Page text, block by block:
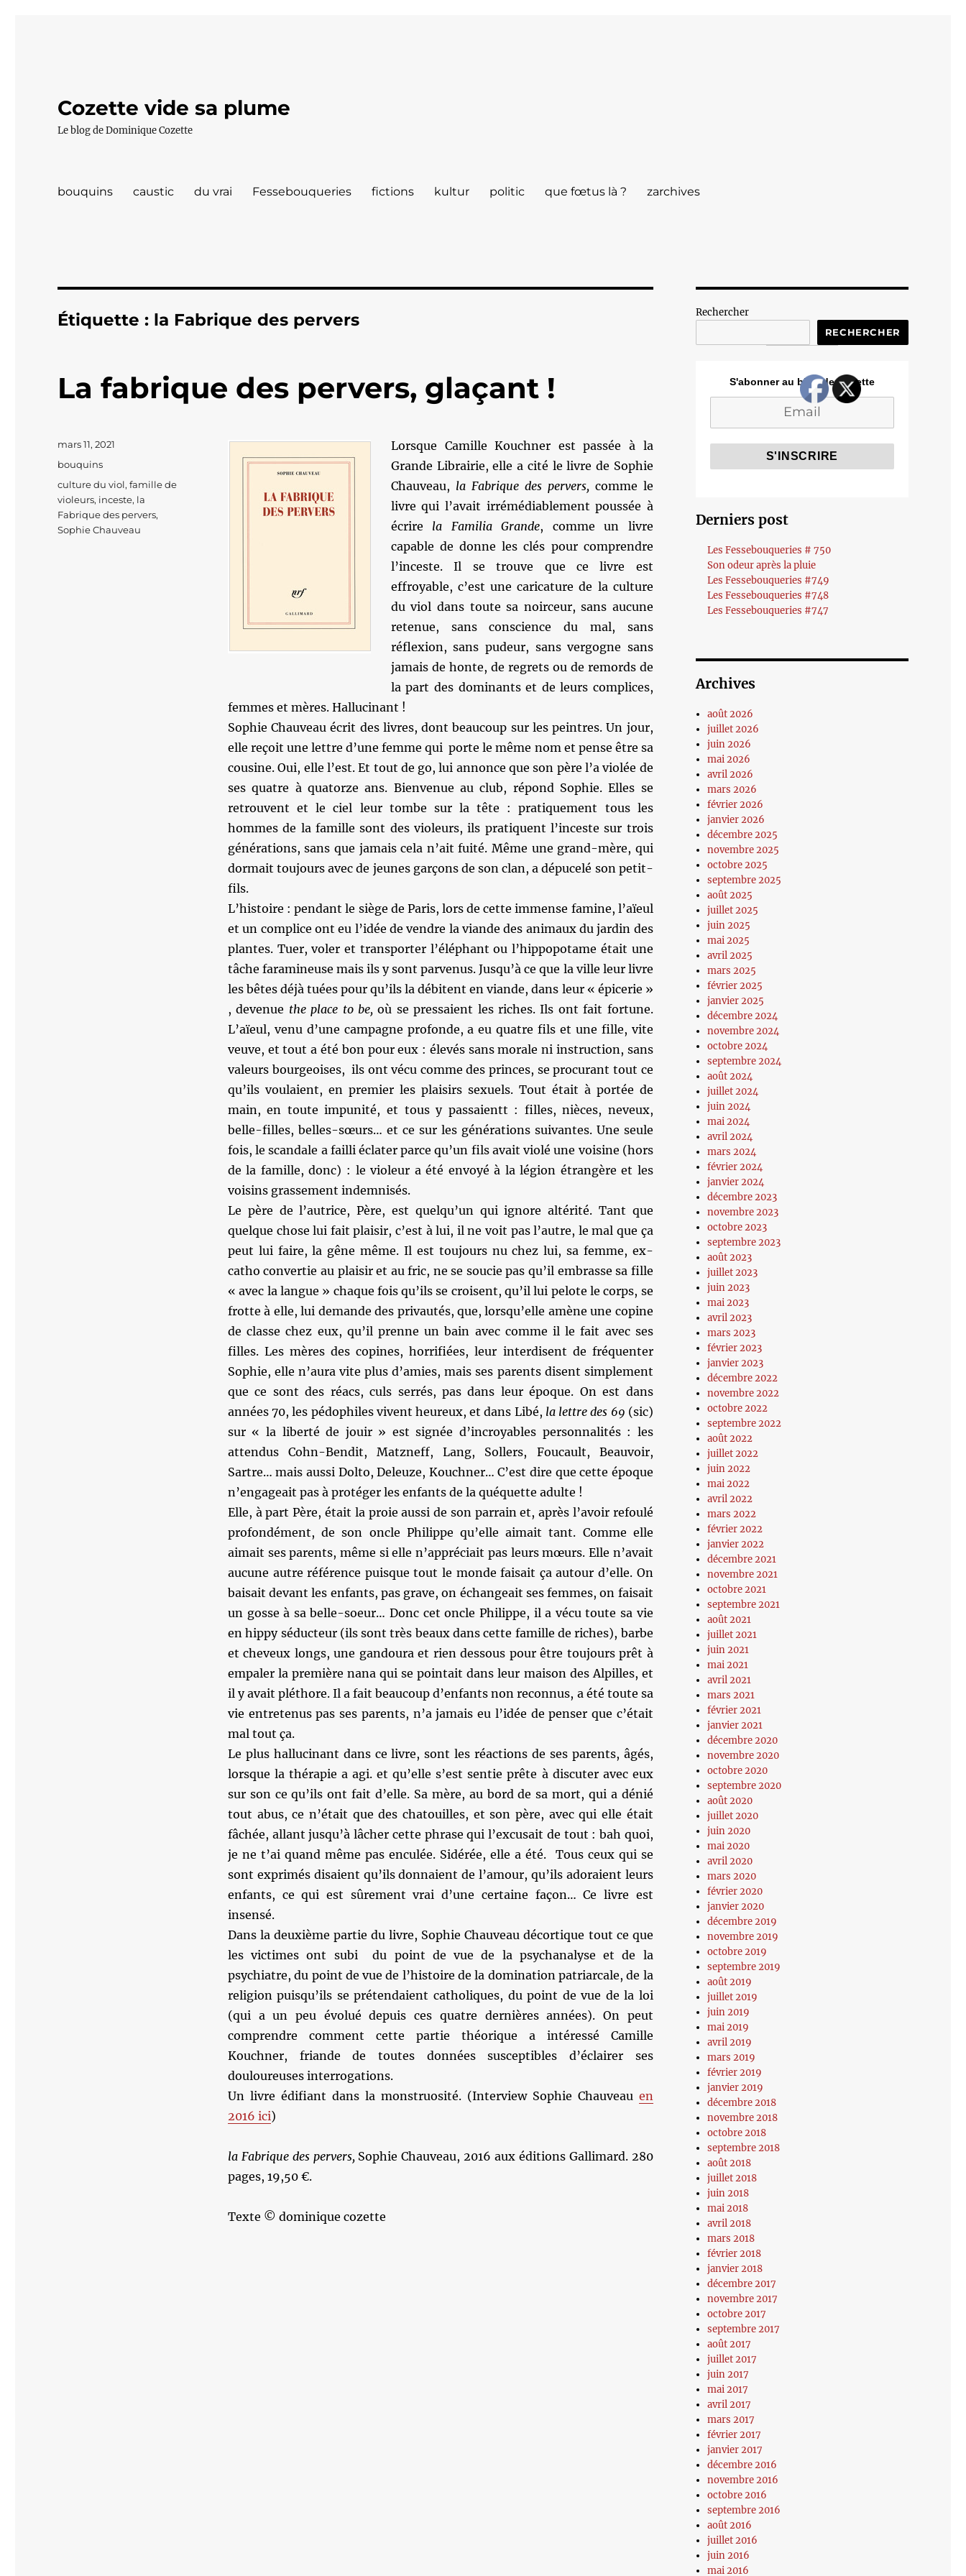
Cozette vide sa plume
Le blog de Dominique Cozette
bouquins caustic du vrai Fessebouqueries fictions kultur politic que fœtus là ? zarchives
Étiquette : la Fabrique des pervers
La fabrique des pervers, glaçant !
Lorsque Camille Kouchner est passée à la
Grande Librairie, elle a cité le livre de Sophie
Chauveau, la Fabrique des pervers,comme le
livre qui l’avait irrémédiablement poussée à
écrire la Familia Grande, comme un livre
capable de donne les clés pour comprendre
l’inceste. Il se trouve que ce livre est
effroyable, c’est une caricature de la culture
du viol dans toute sa noirceur, sans aucune
retenue, sans conscience du mal, sans
réflexion, sans pudeur, sans vergogne sans
jamais de honte, de regrets ou de remords de
la part des dominants et de leurs complices,
femmes et mères. Hallucinant !
Sophie Chauveau écrit des livres, dont beaucoup sur les peintres. Un jour,
elle reçoit une lettre d’une femme qui porte le même nom et pense être sa
cousine. Oui, elle l’est. Et tout de go, lui annonce que son père l’a violée de
ses quatre à quatorze ans. Bienvenue au club, répond Sophie. Elles se
retrouvent et le ciel leur tombe sur la tête : pratiquement tous les
hommes de la famille sont des violeurs, ils pratiquent l’inceste sur trois
générations, sans que jamais cela n’ait fuité. Même une grand-mère, qui
dormait toujours avec de jeunes garçons de son clan, a dépucelé son petit-
fils.
L’histoire : pendant le siège de Paris, lors de cette immense famine, l’aïeul
et un complice ont eu l’idée de vendre la viande des animaux du jardin des
plantes. Tuer, voler et transporter l’éléphant ou l’hippopotame était une
tâche faramineuse mais ils y sont parvenus. Jusqu’à ce que la ville leur livre
les bêtes déjà tuées pour qu’ils la débitent en viande, dans leur « épicerie »
, devenue the place to be, où se pressaient les riches. Ils ont fait fortune.
L’aïeul, venu d’une campagne profonde, a eu quatre fils et une fille, vite
veuve, et tout a été bon pour eux : élevés sans morale ni instruction, sans
valeurs bourgeoises, ils ont vécu comme des princes, se procurant tout ce
qu’ils voulaient, en premier les plaisirs sexuels. Tout était à portée de
main, en toute impunité, et tous y passaientt : filles, nièces, neveux,
belle-filles, belles-sœurs… et ce sur les générations suivantes. Une seule
fois, le scandale a failli éclater parce qu’un fils avait violé une voisine (hors
de la famille, donc) : le violeur a été envoyé à la légion étrangère et les
voisins grassement indemnisés.
Le père de l’autrice, Père, est quelqu’un qui ignore altérité. Tant que
quelque chose lui fait plaisir, c’est à lui, il ne voit pas l’autre, le mal que ça
peut lui faire, la gêne même. Il est toujours nu chez lui, sa femme, ex-
catho convertie au plaisir et au fric, ne se soucie pas qu’il embrasse sa fille
« avec la langue » chaque fois qu’ils se croisent, qu’il lui pelote le corps, se
frotte à elle, lui demande des privautés, que, lorsqu’elle amène une copine
de classe chez eux, qu’il prenne un bain avec comme il le fait avec ses
filles. Les mères des copines, horrifiées, leur interdisent de fréquenter
Sophie, elle n’aura vite plus d’amies, mais ses parents disent simplement
que ce sont des réacs, culs serrés, pas dans leur époque. On est dans
années 70, les pédophiles vivent heureux, et dans Libé, la lettre des 69 (sic)
sur « la liberté de jouir » est signée d’incroyables personnalités : les
attendus Cohn-Bendit, Matzneff, Lang, Sollers, Foucault, Beauvoir,
Sartre… mais aussi Dolto, Deleuze, Kouchner… C’est dire que cette époque
n’engageait pas à protéger les enfants de la quéquette adulte !
Elle, à part Père, était la proie aussi de son parrain et, après l’avoir refoulé
profondément, de son oncle Philippe qu’elle aimait tant. Comme elle
aimait ses parents, même si elle n’appréciait pas leurs mœurs. Elle n’avait
aucune autre référence puisque tout le monde faisait ça autour d’elle. On
baisait devant les enfants, pas grave, on échangeait ses femmes, on faisait
un gosse à sa belle-soeur… Donc cet oncle Philippe, il a vécu toute sa vie
en hippy séducteur (ils sont très beaux dans cette famille de riches), barbe
et cheveux longs, une gandoura et rien dessous pour être toujours prêt à
empaler la première nana qui se pointait dans leur maison des Alpilles, et
il y avait pléthore. Il a fait beaucoup d’enfants non reconnus, a été toute sa
vie entretenus pas ses parents, n’a jamais eu l’idée de penser que c’était
mal tout ça.
Le plus hallucinant dans ce livre, sont les réactions de ses parents, âgés,
lorsque la thérapie a agi. et qu’elle s’est sentie prête à discuter avec eux
sur son ce qu’ils ont fait d’elle. Sa mère, au bord de sa mort, qui a dénié
tout abus, ce n’était que des chatouilles, et son père, avec qui elle était
fâchée, allant jusqu’à lâcher cette phrase qui l’excusait de tout : bah quoi,
je ne t’ai quand même pas enculée. Sidérée, elle a été. Tous ceux qui se
sont exprimés disaient qu’ils donnaient de l’amour, qu’ils adoraient leurs
enfants, ce qui est sûrement vrai d’une certaine façon… Ce livre est
insensé.
Dans la deuxième partie du livre, Sophie Chauveau décortique tout ce que
les victimes ont subi du point de vue de la psychanalyse et de la
psychiatre, du point de vue de l’histoire de la domination patriarcale, de la
religion puisqu’ils se prétendaient catholiques, du point de vue de la loi
(qui a un peu évolué depuis ces quatre dernières années). On peut
comprendre comment cette partie théorique a intéressé Camille
Kouchner, friande de toutes données susceptibles d’éclairer ses
douloureuses interrogations.
Un livre édifiant dans la monstruosité. (Interview Sophie Chauveau en
2016 ici)
la Fabrique des pervers, Sophie Chauveau, 2016 aux éditions Gallimard. 280
pages, 19,50 €.
Texte © dominique cozette
Publié
le
mars 11, 2021
Catégories
bouquins
Étiquettes
culture du viol,famille de
violeurs, inceste, la
Fabrique des pervers,
Sophie Chauveau
Rechercher
RECHERCHER
S'abonner au blog de Cozette
Derniers post
Les Fessebouqueries # 750
Son odeur après la pluie
Les Fessebouqueries #749
Les Fessebouqueries #748
Les Fessebouqueries #747
Archives
août 2026
juillet 2026
juin 2026
mai 2026
avril 2026
mars 2026
février 2026
janvier 2026
décembre 2025
novembre 2025
octobre 2025
septembre 2025
août 2025
juillet 2025
juin 2025
mai 2025
avril 2025
mars 2025
février 2025
janvier 2025
décembre 2024
novembre 2024
octobre 2024
septembre 2024
août 2024
juillet 2024
juin 2024
mai 2024
avril 2024
mars 2024
février 2024
janvier 2024
décembre 2023
novembre 2023
octobre 2023
septembre 2023
août 2023
juillet 2023
juin 2023
mai 2023
avril 2023
mars 2023
février 2023
janvier 2023
décembre 2022
novembre 2022
octobre 2022
septembre 2022
août 2022
juillet 2022
juin 2022
mai 2022
avril 2022
mars 2022
février 2022
janvier 2022
décembre 2021
novembre 2021
octobre 2021
septembre 2021
août 2021
juillet 2021
juin 2021
mai 2021
avril 2021
mars 2021
février 2021
janvier 2021
décembre 2020
novembre 2020
octobre 2020
septembre 2020
août 2020
juillet 2020
juin 2020
mai 2020
avril 2020
mars 2020
février 2020
janvier 2020
décembre 2019
novembre 2019
octobre 2019
septembre 2019
août 2019
juillet 2019
juin 2019
mai 2019
avril 2019
mars 2019
février 2019
janvier 2019
décembre 2018
novembre 2018
octobre 2018
septembre 2018
août 2018
juillet 2018
juin 2018
mai 2018
avril 2018
mars 2018
février 2018
janvier 2018
décembre 2017
novembre 2017
octobre 2017
septembre 2017
août 2017
juillet 2017
juin 2017
mai 2017
avril 2017
mars 2017
février 2017
janvier 2017
décembre 2016
novembre 2016
octobre 2016
septembre 2016
août 2016
juillet 2016
juin 2016
mai 2016